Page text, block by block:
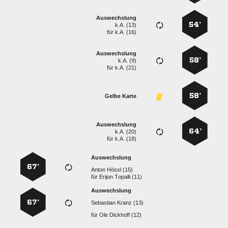
54’
Auswechslung
k.A. (13)
fürk.A. (16)
58’
Auswechslung
k.A. (9)
fürk.A. (21)
58’
Gelbe Karte
64’
Auswechslung
k.A. (20)
fürk.A. (18)
Auswechslung
  
für   
67’
Auswechslung
  
für  
67’